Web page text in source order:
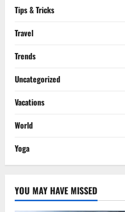
Tips & Tricks
Travel
Trends
Uncategorized
Vacations
World
Yoga
YOU MAY HAVE MISSED